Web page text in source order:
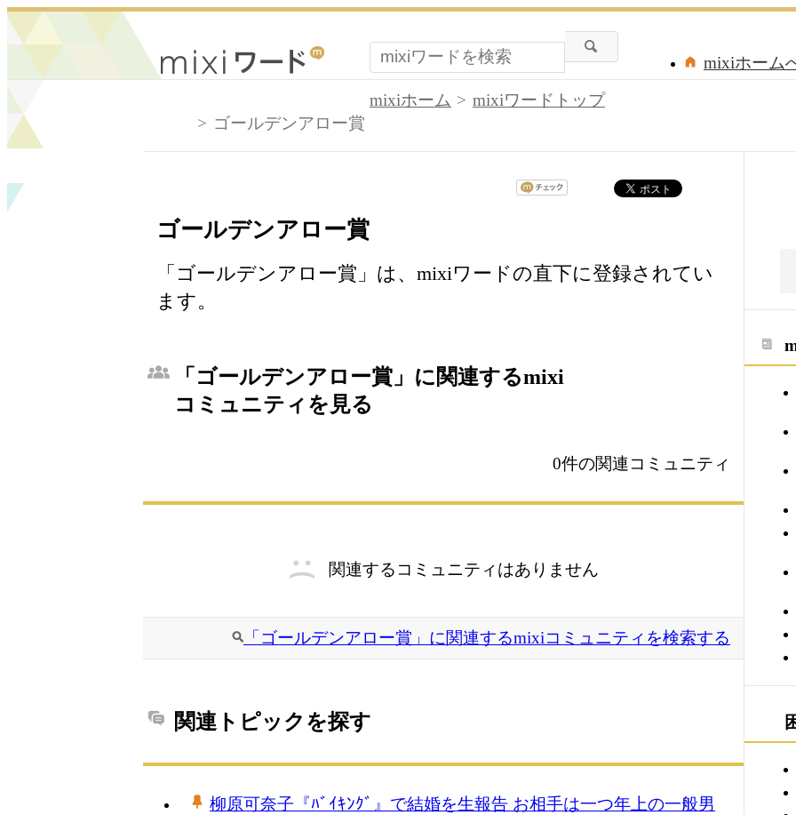
mixiホーム
mixiホーム
mixiワードトップ
ゴールデンアロー賞
ゴールデンアロー賞
「ゴールデンアロー賞」は、mixiワードの直下に登録されてい
ます。
「ゴールデンアロー賞」に関連するmixi
コミュニティを見る
0件の関連コミュニティ
関連するコミュニティはありません
「ゴールデンアロー賞」に関連するmixiコミュニティを検索する
関連トピックを探す
柳原可奈子『ﾊﾞｲｷﾝｸﾞ』で結婚を生報告 お相手は一つ年上の一般男